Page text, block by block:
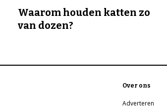
Waarom houden katten zo
van dozen?
Over ons
Adverteren